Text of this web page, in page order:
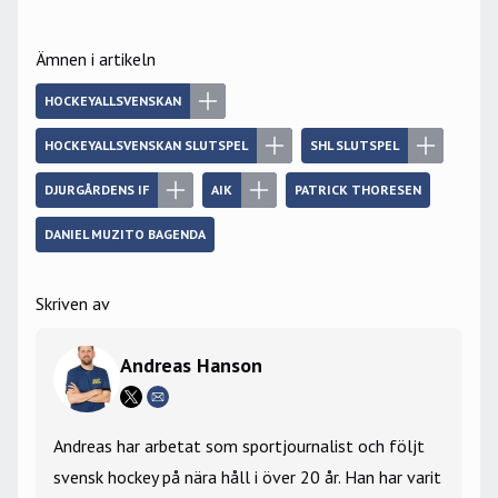
Ämnen i artikeln
HOCKEYALLSVENSKAN
HOCKEYALLSVENSKAN SLUTSPEL SHL SLUTSPEL
DJURGÅRDENS IF AIK PATRICK THORESEN
DANIEL MUZITO BAGENDA
Skriven av
Andreas Hanson
Andreas har arbetat som sportjournalist och följt
svensk hockey på nära håll i över 20 år. Han har varit